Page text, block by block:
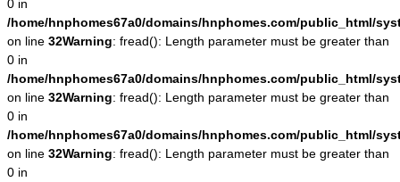
0 in
/home/hnphomes67a0/domains/hnphomes.com/public_html/
on line 32Warning: fread(): Length parameter must be greater than
0 in
/home/hnphomes67a0/domains/hnphomes.com/public_html/
on line 32Warning: fread(): Length parameter must be greater than
0 in
/home/hnphomes67a0/domains/hnphomes.com/public_html/
on line 32Warning: fread(): Length parameter must be greater than
0 in